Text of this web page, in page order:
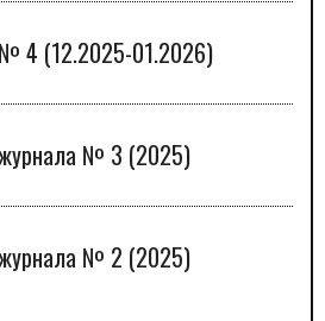
4 (12.2025-01.2026)
№ 3 (2025)
№ 2 (2025)